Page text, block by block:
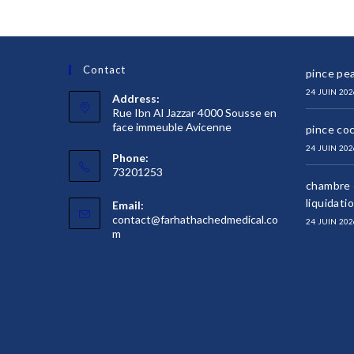
Contact
Address:
Rue Ibn Al Jazzar 4000 Sousse en
face immeuble Avicenne
Phone:
73201253
Email:
contact@farhathachedmedical.co
m
pince
24 JUIN
pince
24 JUIN
24 JUIN